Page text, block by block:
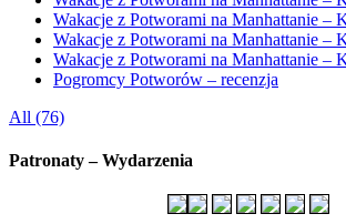
Wakacje z Potworami na Manhattanie –
Wakacje z Potworami na Manhattanie –
Wakacje z Potworami na Manhattanie –
Pogromcy Potworów – recenzja
All (76)
Patronaty – Wydarzenia